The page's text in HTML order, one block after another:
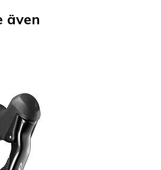
även